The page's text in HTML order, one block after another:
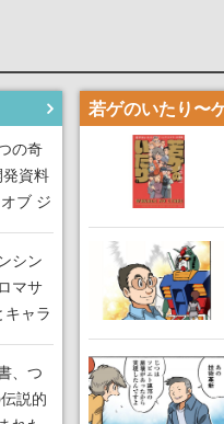
の奇
資料
ブ ジ
【ゲ
シン
マサ
ャラ
秋敏
ロマ
ムの
、つ
説的